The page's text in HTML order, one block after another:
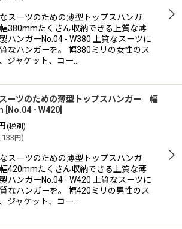
なスーツのための薄型トップスハンガ
380mmたくさん収納できる上質な薄
ハンガーNo.04 - W380 上質なスーツに
なハンガーを。 幅380ミリの女性のス
ジャケット、コー…
スーツのための薄型トップスハンガー 幅
No.04 - W420
(税別)
円)
なスーツのための薄型トップスハンガ
420mmたくさん収納できる上質な薄
ハンガーNo.04 - W420 上質なスーツに
なハンガーを。 幅420ミリの男性のス
ジャケット、コー…